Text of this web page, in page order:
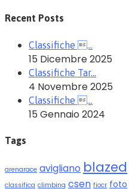
Recent Posts
Classifiche …
15 Dicembre 2025
Classifiche Tar…
4 Novembre 2025
Classifiche …
15 Gennaio 2024
Tags
arenarace avigliano blazed
classifica climbing csen fiocr foto